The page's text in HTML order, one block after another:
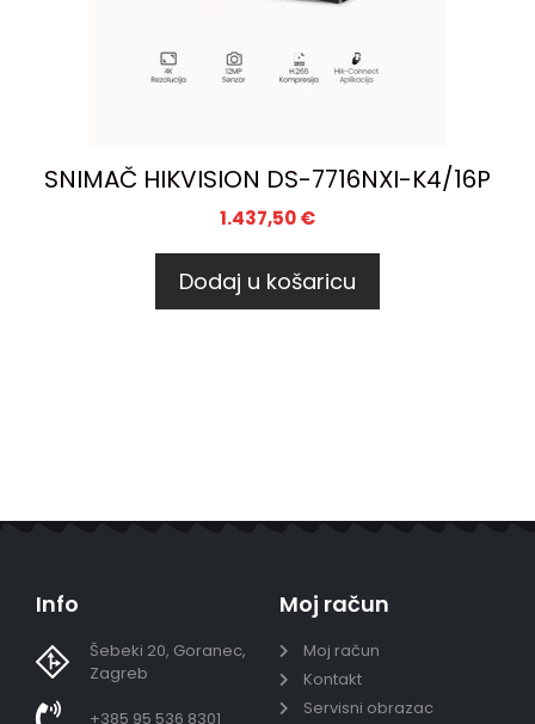
SNIMAČ HIKVISION DS-7716NXI-K4/16P
1.437,50€
Dodaj u košaricu
Info
Šebeki 20, Goranec,
Zagreb
+385 95 536 8301
Moj račun
Moj račun
Kontakt
Servisni obrazac